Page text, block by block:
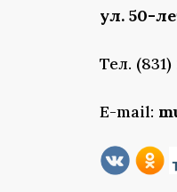
ул. 50-
Тел. (831)
E-mail: